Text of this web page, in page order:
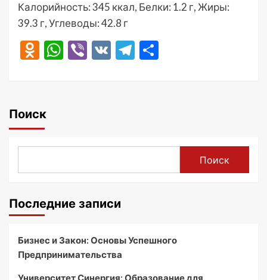
Калорийность: 345 ккал, Белки: 1.2 г, Жиры:
39.3 г, Углеводы: 42.8 г
Odnoklassniki
WhatsApp
Viber
VK Telegram
Поиск
Поиск
Последние записи
Бизнес и Закон: Основы Успешного
Предпринимательства
Университет Синергия: Образование для